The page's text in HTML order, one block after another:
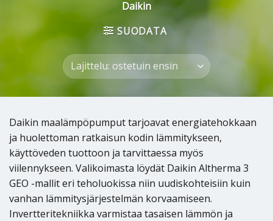
Daikin
SUODATA
Daikin maalämpöpumput tarjoavat energiatehokkaan
ja huolettoman ratkaisun kodin lämmitykseen,
käyttöveden tuottoon ja tarvittaessa myös
viilennykseen. Valikoimasta löydät Daikin Altherma 3
GEO -mallit eri teholuokissa niin uudiskohteisiin kuin
vanhan lämmitysjärjestelmän korvaamiseen.
Invertteritekniikka varmistaa tasaisen lämmön ja